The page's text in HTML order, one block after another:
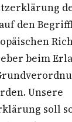
den
beim
Unsere
soll